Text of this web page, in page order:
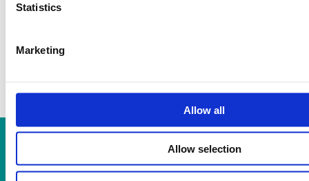
Statistics
Marketing
Allow all
Allow selection
Visitez notre boutique en ligne et celle de la clinique
Contactez-nous!